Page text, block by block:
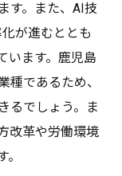
す。また、AI技
が進むととも
います。鹿児島
種であるため、
るでしょう。ま
改革や労働環境